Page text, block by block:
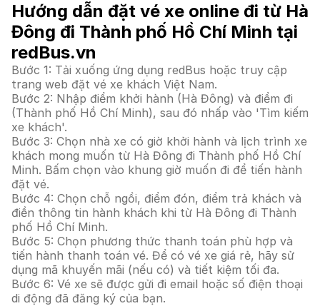
Hướng dẫn đặt vé xe online đi từ Hà
Đông đi Thành phố Hồ Chí Minh tại
redBus.vn
Bước 1: Tải xuống ứng dụng redBus hoặc truy cập
trang web đặt vé xe khách Việt Nam.
Bước 2: Nhập điểm khởi hành (Hà Đông) và điểm đi
(Thành phố Hồ Chí Minh), sau đó nhấp vào 'Tìm kiếm
xe khách'.
Bước 3: Chọn nhà xe có giờ khởi hành và lịch trình xe
khách mong muốn từ Hà Đông đi Thành phố Hồ Chí
Minh. Bấm chọn vào khung giờ muốn đi để tiến hành
đặt vé.
Bước 4: Chọn chỗ ngồi, điểm đón, điểm trả khách và
điền thông tin hành khách khi từ Hà Đông đi Thành
phố Hồ Chí Minh.
Bước 5: Chọn phương thức thanh toán phù hợp và
tiến hành thanh toán vé. Để có vé xe giá rẻ, hãy sử
dụng mã khuyến mãi (nếu có) và tiết kiệm tối đa.
Bước 6: Vé xe sẽ được gửi đi email hoặc số điện thoại
di động đã đăng ký của bạn.